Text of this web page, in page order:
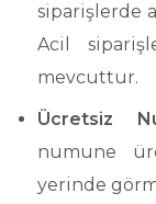
siparişlerde
Acil
mevcuttur.
Ücretsiz
numune
yerinde